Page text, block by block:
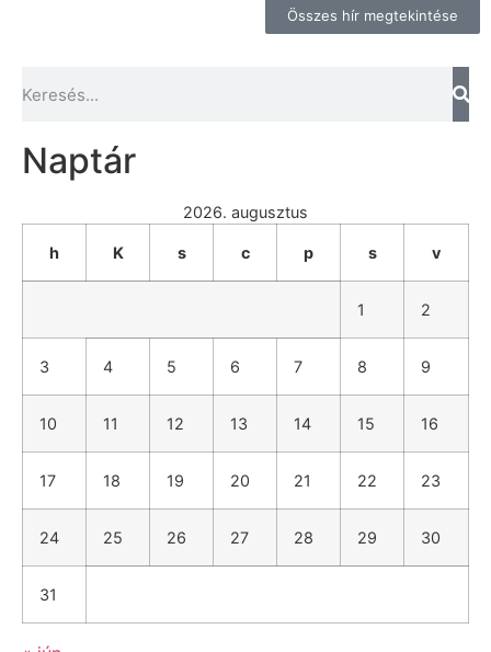
Összes hír megtekintése
Naptár
2026. augusztus
h K s c p s v
1 2
3 4 5 6 7 8 9
10 11 12 13 14 15 16
17 18 19 20 21 22 23
24 25 26 27 28 29 30
31